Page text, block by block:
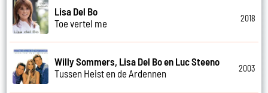
Lisa Del Bo
Toe vertel me
2018
Willy Sommers, Lisa Del Bo en Luc Steeno
Tussen Heist en de Ardennen
2003